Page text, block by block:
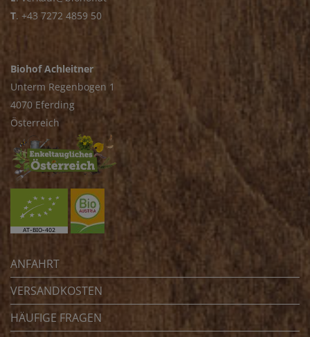
T. +43 7272 4859 50
Biohof Achleitner
Unterm Regenbogen 1
4070 Eferding
Österreich
ANFAHRT
VERSANDKOSTEN
HÄUFIGE FRAGEN